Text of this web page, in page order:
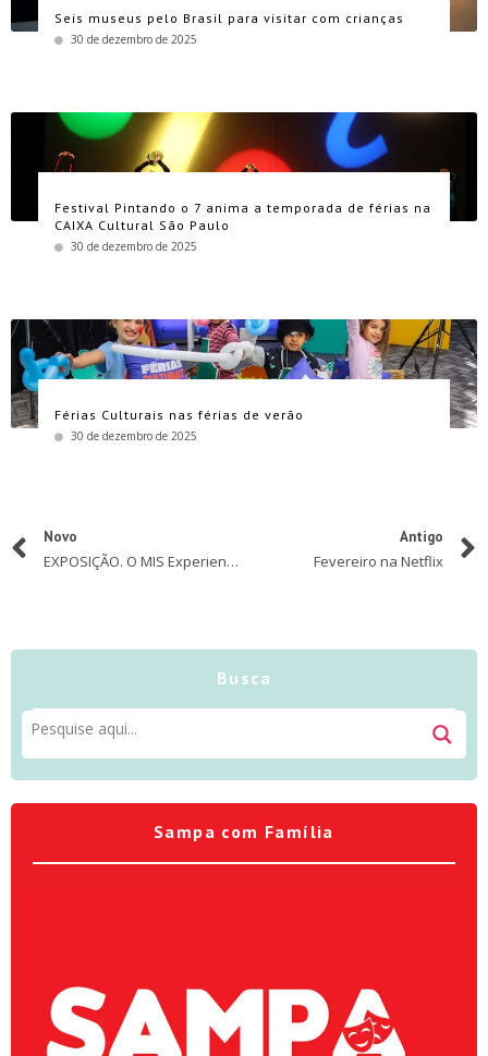
Seis museus pelo Brasil para visitar com crianças
30 de dezembro de 2025
Festival Pintando o 7 anima a temporada de férias na
CAIXA Cultural São Paulo
30 de dezembro de 2025
Férias Culturais nas férias de verão
30 de dezembro de 2025
Novo
EXPOSIÇÃO. O MIS Experience reabre em 13 de fevereiro de 2021
Antigo
Fevereiro na Netflix
Busca
Sampa com Família